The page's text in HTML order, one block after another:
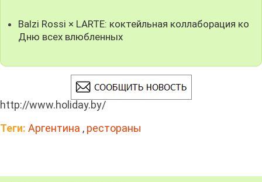
Balzi Rossi × LARTE: коктейльная коллаборация ко
Дню всех влюбленных
http://www.holiday.by/
Теги: Аргентина , рестораны